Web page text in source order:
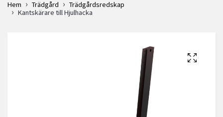
Hem Trädgård
Trädgårdsredskap
Kantskärare till Hjulhacka